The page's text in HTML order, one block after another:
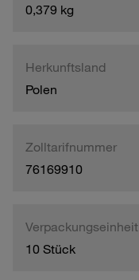
0,379 kg
Herkunftsland
Polen
Zolltarifnummer
76169910
Verpackungseinheit
10 Stück